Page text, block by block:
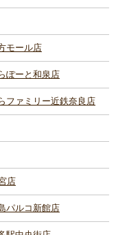
モール店
ぽーと和泉店
ファミリー近鉄奈良店
店
パルコ新館店